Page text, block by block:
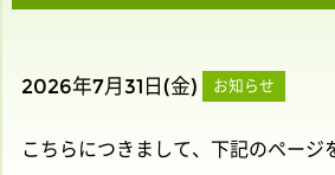
2026年7月31日(金) お知らせ
こちらにつきまして、下記のページ